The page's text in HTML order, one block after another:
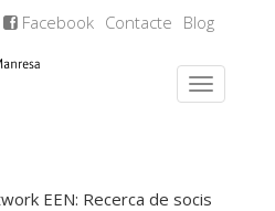
Facebook Contacte Blog
EEN: Recerca de socis